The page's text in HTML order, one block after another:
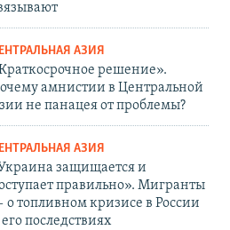
АЗИЯ
решение».
амнистии в Центральной
не панацея от проблемы?
АЗИЯ
защищается и
правильно». Мигранты
о топливном кризисе в России
последствиях